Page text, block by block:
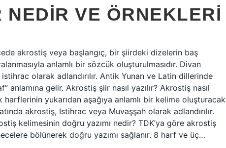
NEDIR VE ÖRNEKLERI
akrostiş veya başlangıç, bir şiirdeki dizelerin baş
anlamlı bir sözcük oluşturulmasıdır. Divan
olarak adlandırılır. Antik Yunan ve Latin dillerinde
anlamına gelir. Akrostiş şiir nasıl yazılır? Akrostiş nasıl
yukarıdan aşağıya anlamlı bir kelime oluşturacak
akrostiş, Istihrac veya Muvaşşah olarak adlandırılır.
kelimesinin doğru yazımı nedir? TDK’ya göre akrostiş
bölünerek doğru yazımı sağlanır. 8 harf ve üç…